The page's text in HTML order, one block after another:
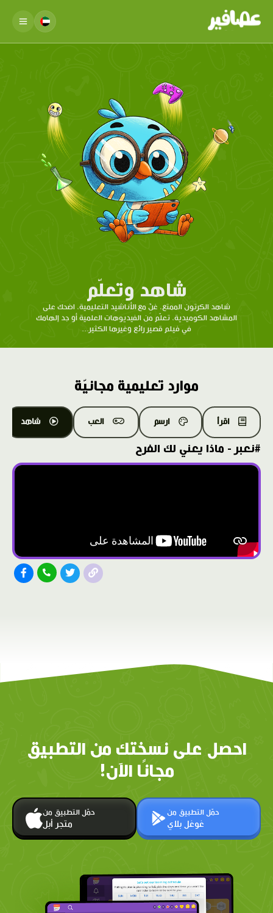
شاهد وتعلّم
شاهد الكرتون الممتع، غنِّ مع الأناشيد التعليمية، اضحك على
المشاهد الكوميدية، تعلّم من الفيديوهات العلمية أو جد إلهامك
في فيلم قصير رائع وغيرها الكثير...
موارد تعليمية مجانيّة
اقرأ ارسم العب شاهد
#نعبر - ماذا يعني لك الفرح
احصل على نسختك من التطبيق
مجانًا الآن!
حمّل التطبيق من
متجر أبل
حمّل التطبيق من
غوغل بلاي